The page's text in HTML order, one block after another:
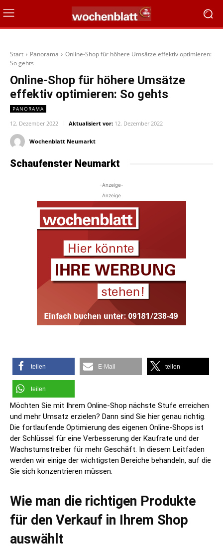
Start Panorama
Online-Shop für höhere Umsätze effektiv optimieren:
So gehts
Online-Shop für höhere Umsätze
effektiv optimieren: So gehts
PANORAMA
12. Dezember 2022 Aktualisiert vor: 12. Dezember 2022
Wochenblatt Neumarkt
Schaufenster Neumarkt
-Anzeige-
Anzeige
teilen E-Mail teilen
teilen
Möchten Sie mit Ihrem Online-Shop nächste Stufe erreichen
und mehr Umsatz erzielen? Dann sind Sie hier genau richtig.
Die fortlaufende Optimierung des eigenen Online-Shops ist
der Schlüssel für eine Verbesserung der Kaufrate und der
Wachstumstreiber für mehr Geschäft. In diesem Leitfaden
werden wir einige der wichtigsten Bereiche behandeln, auf die
Sie sich konzentrieren müssen.
Wie man die richtigen Produkte
für den Verkauf in Ihrem Shop
auswählt